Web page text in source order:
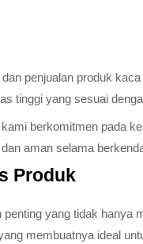
penjualan produk
tinggi yang sesuai
kami berkomitmen pada
aman selama
Produk
yang tidak hanya
membuatnya ideal